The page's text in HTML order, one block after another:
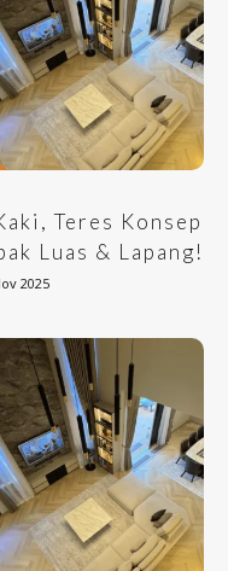
Teres Konsep
Luas & Lapang!
2025